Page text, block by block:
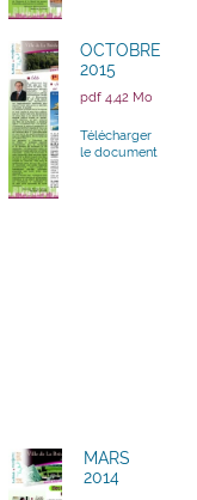
OCTOBRE
2015
pdf 4,42 Mo
Télécharger
le document
MARS
2014